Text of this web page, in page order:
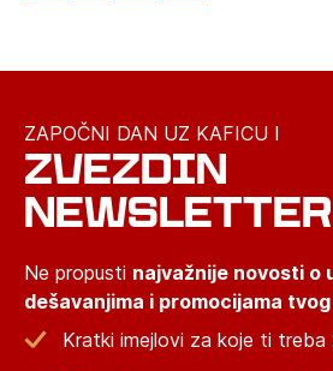
ZAPOČNI DAN UZ KAFICU I
ZVEZDIN
NEWSLETTER
Ne propusti najvažnije novosti o
dešavanjima i promocijama
Kratki imejlovi za koje ti treba